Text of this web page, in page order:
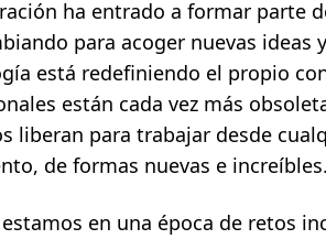
ha entrado a formar parte
para acoger nuevas ideas
está redefiniendo el propio
están cada vez más
liberan para trabajar desde
de formas nuevas e increíbles.
en una época de retos